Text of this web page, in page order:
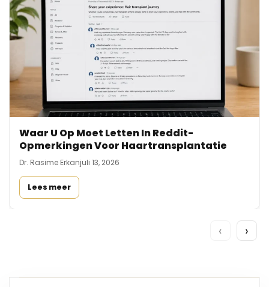
Waar U Op Moet Letten In Reddit-
Opmerkingen Voor Haartransplantatie
Dr. Rasime Erkanjuli 13, 2026
Lees meer
‹ ›